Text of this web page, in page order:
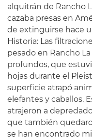
alquitrán de Rancho
cazaba presas en
de extinguirse hace
Historia: Las
pesado en Rancho
profundos, que
hojas durante el
superficie atrapó
elefantes y caballos.
atrajeron a
que también
se han encontrado